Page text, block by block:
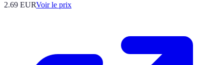
2.69 EURVoir le prix